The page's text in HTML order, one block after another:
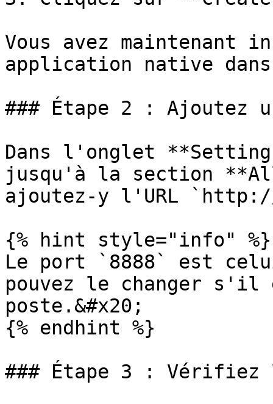
Vous avez maintenant
application native
### Étape 2 : Ajoutez
Dans l'onglet
jusqu'à la section
ajoutez-y l'URL
{% hint style="info" %}
Le port `8888` est
pouvez le changer
poste.&#x20;
{% endhint %}
### Étape 3 :